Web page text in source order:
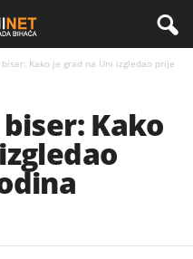
Kako je grad na Uni izgledao prije
Kako